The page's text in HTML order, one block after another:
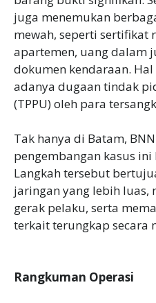
juga menemukan
mewah, seperti sertifikat
apartemen, uang dalam
dokumen kendaraan.
adanya dugaan tindak
(TPPU) oleh para
Tak hanya di Batam,
pengembangan kasus ini
Langkah tersebut
jaringan yang lebih luas,
gerak pelaku, serta
terkait terungkap secara
Rangkuman Operasi